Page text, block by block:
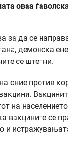
оваа
за да се
демонска
се штетни.
оние против
на
вакцините се
и